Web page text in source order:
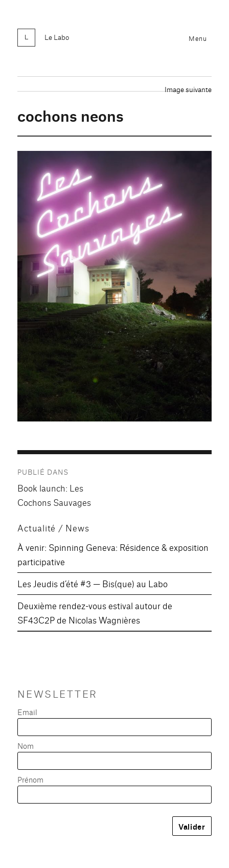
Le Labo Menu
Image suivante
cochons neons
de
l’article
PUBLIÉ DANS
Book launch: Les
Cochons Sauvages
Actualité / News
À venir: Spinning Geneva: Résidence & exposition
participative
Les Jeudis d’été #3 — Bis(que) au Labo
Deuxième rendez-vous estival autour de
SF43C2P de Nicolas Wagnières
NEWSLETTER
Email
Nom
Prénom